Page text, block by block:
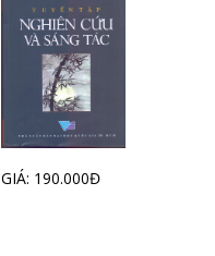
GIÁ: 190.000Đ